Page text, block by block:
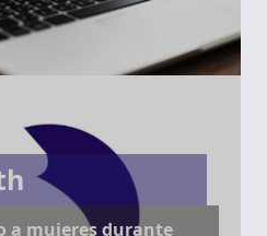
a mujeres durante